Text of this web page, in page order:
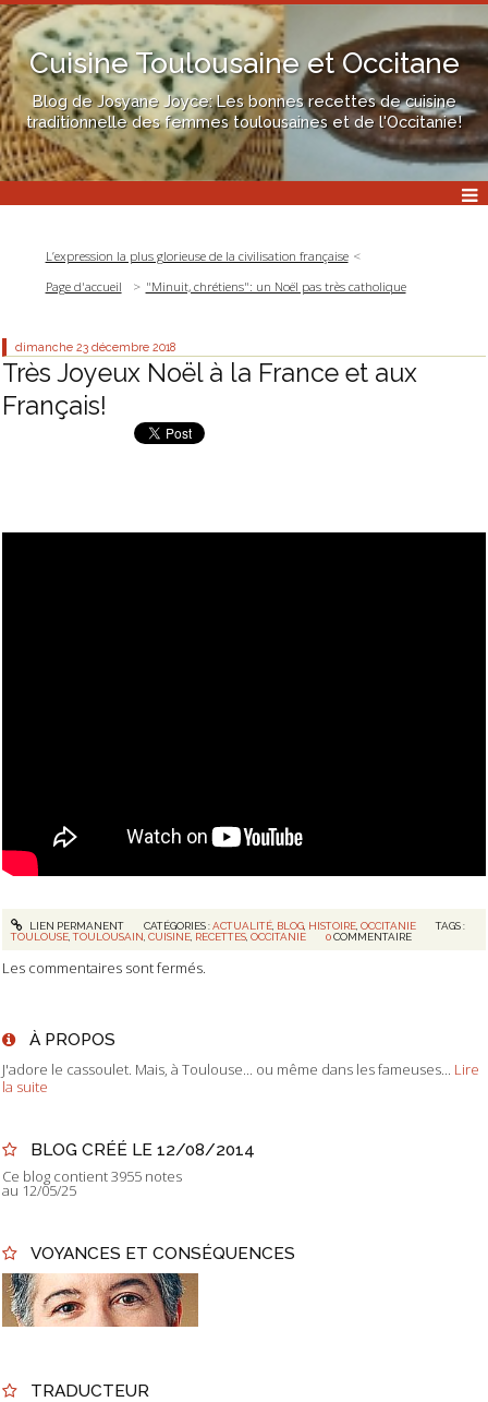
Cuisine Toulousaine et Occitane
Blog de Josyane Joyce: Les bonnes recettes de cuisine
traditionnelle des femmes toulousaines et de l'Occitanie!
L’expression la plus glorieuse de la civilisation française
Page d'accueil
"Minuit, chrétiens": un Noël pas très catholique
dimanche 23 décembre 2018
Très Joyeux Noël à la France et aux
Français!
LIEN PERMANENT CATÉGORIES :ACTUALITÉ, BLOG, HISTOIRE, OCCITANIE
TAGS :
TOULOUSE ,TOULOUSAIN ,CUISINE RECETTES ,OCCITANIE 0 COMMENTAIRE
Les commentaires sont fermés.
À PROPOS
J'adore le cassoulet. Mais, à Toulouse... ou même dans les fameuses...
Lire
la suite
BLOG CRÉÉ LE 12/08/2014
Ce blog contient 3955 notes
au 12/05/25
VOYANCES ET CONSÉQUENCES
TRADUCTEUR